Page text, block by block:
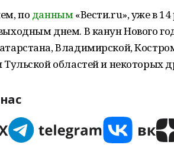
по данным«Вести.ru», уже в
днем. В канун Нового
Владимирской,
Тульской областей и некоторых